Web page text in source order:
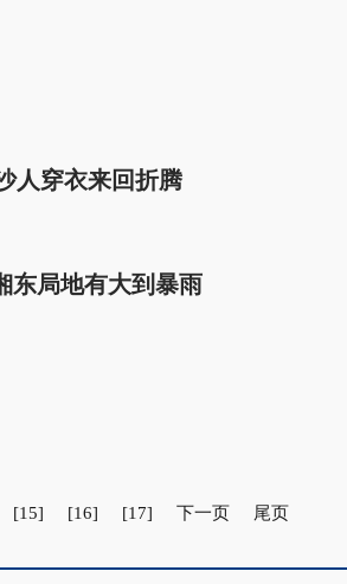
人穿衣来回折腾
东局地有大到暴雨
[15] [16] [17] 下一页 尾页